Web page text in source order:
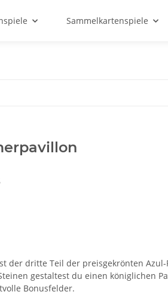
Sammelkartenspiele
der dritte Teil der preisgekrönten
gestaltest du einen königlichen
Bonusfelder.